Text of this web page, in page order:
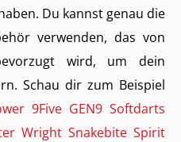
Du kannst genau die
verwenden, das von
wird, um dein
Schau dir zum Beispiel
9Five GEN9 Softdarts
Wright Snakebite Spirit